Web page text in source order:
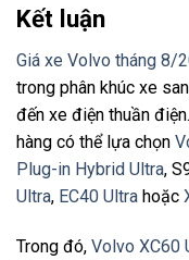
Kết luận
Giá xe Volvo tháng 8/
trong phân khúc xe
đến xe điện thuần
hàng có thể lựa chọn
Plug-in Hybrid Ultra,
Ultra, EC40 Ultra hoặc
Trong đó, Volvo XC60